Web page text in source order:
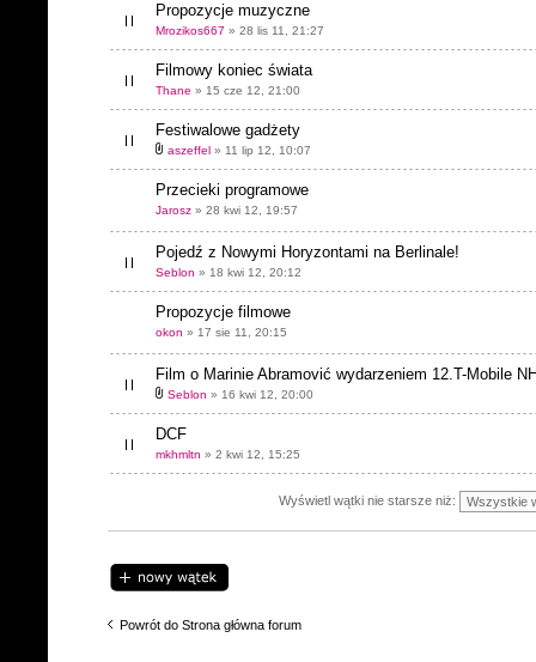
Propozycje muzyczne
Mrozikos667 » 28 lis 11, 21:27
Filmowy koniec świata
Thane » 15 cze 12, 21:00
Festiwalowe gadżety
aszeffel » 11 lip 12, 10:07
Przecieki programowe
Jarosz » 28 kwi 12, 19:57
Pojedź z Nowymi Horyzontami na Berlinale!
Seblon » 18 kwi 12, 20:12
Propozycje filmowe
okon » 17 sie 11, 20:15
Film o Marinie Abramović wydarzeniem 12.T-Mobile
Seblon » 16 kwi 12, 20:00
DCF
mkhmltn » 2 kwi 12, 15:25
Wyświetl wątki nie starsze niż:
Napisz wątek
Powrót do Strona główna forum